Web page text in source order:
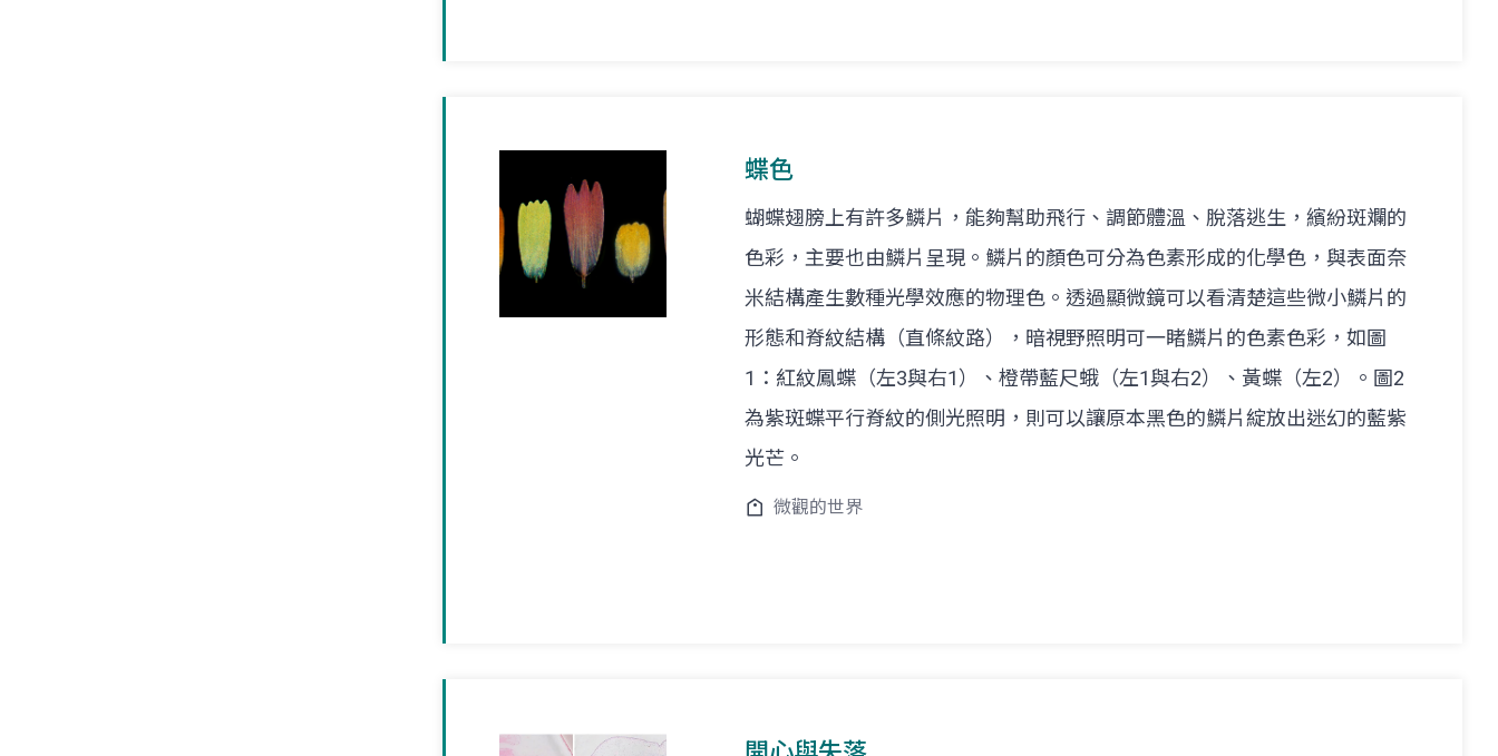
蝶色
蝴蝶翅膀上有許多鱗片，能夠幫助飛行、調節體溫、脫落逃生，繽紛斑斕的
色彩，主要也由鱗片呈現。鱗片的顏色可分為色素形成的化學色，與表面奈
米結構產生數種光學效應的物理色。透過顯微鏡可以看清楚這些微小鱗片的
形態和脊紋結構（直條紋路），暗視野照明可一睹鱗片的色素色彩，如圖
1：紅紋鳳蝶（左3與右1）、橙帶藍尺蛾（左1與右2）、黃蝶（左2）。圖2
為紫斑蝶平行脊紋的側光照明，則可以讓原本黑色的鱗片綻放出迷幻的藍紫
光芒。
微觀的世界